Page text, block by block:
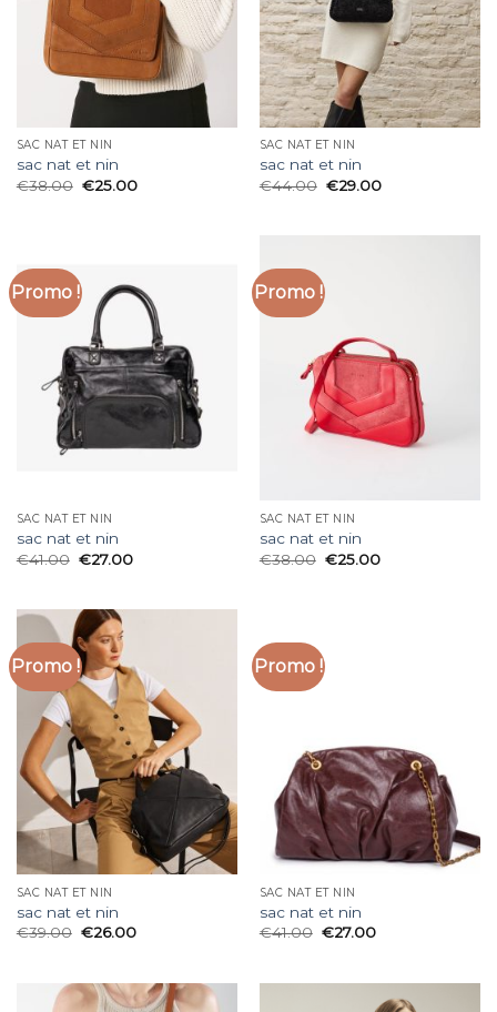
SAC NAT ET NIN
sac nat et nin
€38.00 €25.00
SAC NAT ET NIN
sac nat et nin
€44.00 €29.00
Promo !
SAC NAT ET NIN
sac nat et nin
€41.00 €27.00
Promo !
SAC NAT ET NIN
sac nat et nin
€38.00 €25.00
Promo !
SAC NAT ET NIN
sac nat et nin
€39.00 €26.00
Promo !
SAC NAT ET NIN
sac nat et nin
€41.00 €27.00